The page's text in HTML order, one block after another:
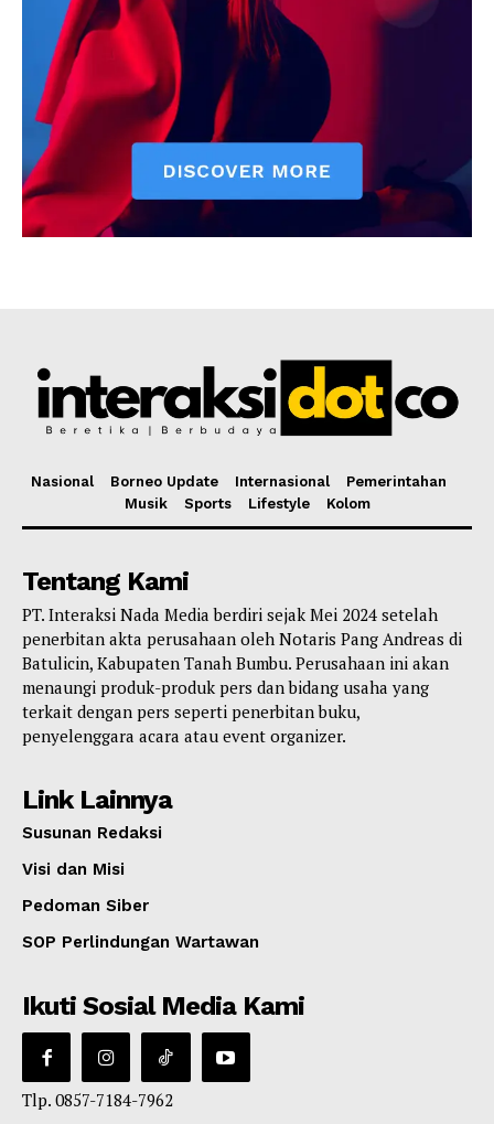
Nasional Borneo Update Internasional
Pemerintahan
Musik
Sports Lifestyle Kolom
Tentang Kami
PT. Interaksi Nada Media berdiri sejak Mei 2024 setelah
penerbitan akta perusahaan oleh Notaris Pang Andreas di
Batulicin, Kabupaten Tanah Bumbu. Perusahaan ini akan
menaungi produk-produk pers dan bidang usaha yang
terkait dengan pers seperti penerbitan buku,
penyelenggara acara atau event organizer.
Link Lainnya
Susunan Redaksi
Visi dan Misi
Pedoman Siber
SOP Perlindungan Wartawan
Ikuti Sosial Media Kami
Tlp. 0857-7184-7962